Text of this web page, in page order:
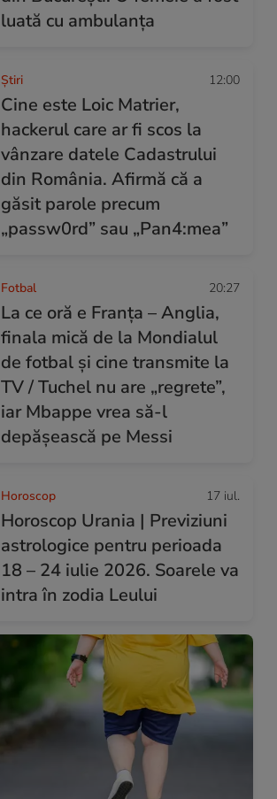
luată cu ambulanța
Ştiri 12:00
Cine este Loic Matrier,
hackerul care ar fi scos la
vânzare datele Cadastrului
din România. Afirmă că a
găsit parole precum
„passw0rd” sau „Pan4:mea”
Fotbal 20:27
La ce oră e Franța – Anglia,
finala mică de la Mondialul
de fotbal și cine transmite la
TV / Tuchel nu are „regrete”,
iar Mbappe vrea să-l
depășească pe Messi
Horoscop 17 iul.
Horoscop Urania | Previziuni
astrologice pentru perioada
18 – 24 iulie 2026. Soarele va
intra în zodia Leului